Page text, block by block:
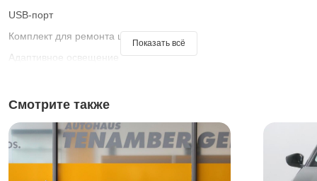
USB-порт
Комплект для ремонта шин
Адаптивное освещение
Бортовой компьютер
Голосовое управление
Датчик дождя
Датчик освещенности
Показать всё
Смотрите также